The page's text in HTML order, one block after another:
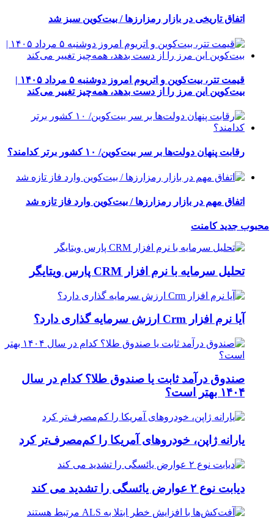
اتفاق تاریخی در بازار رمزارزها / بیت‌کوین سبز شد
قیمت تتر، بیت‌کوین و اتریوم امروز دوشنبه ۵ مرداد ۱۴۰۵ |
بیت‌کوین این مرز را از دست بدهد، همه‌چیز تغییر می‌کند
رقابت پنهان دولت‌ها بر سر بیت‌کوین/ ۱۰ کشور برتر کدامند؟
اتفاق مهم در بازار رمزارزها / بیت‌کوین وارد فاز تازه شد
محبوب جدیدکامنت
تحلیل سرمایه با نرم افزار CRM پارس ویتایگر
آیا نرم افزار Crm ارزش سرمایه گذاری دارد؟
صندوق درآمد ثابت یا صندوق طلا؟ کدام در سال
۱۴۰۴ بهتر است؟
یارانه ژاپن، خودروهای آمریکا را کم‌مصرف‌تر کرد
دیابت نوع ۲ عوارض یائسگی را تشدید می کند